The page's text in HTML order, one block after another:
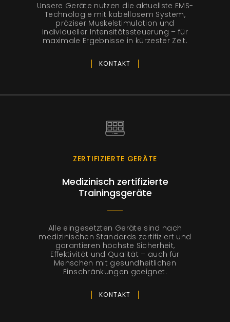
Unsere Geräte nutzen die aktuellste EMS-
Technologie mit kabellosem System,
präziser Muskelstimulation und
individueller Intensitätssteuerung – für
maximale Ergebnisse in kürzester Zeit.
KONTAKT
ZERTIFIZIERTE GERÄTE
Medizinisch zertifizierte
Trainingsgeräte
Alle eingesetzten Geräte sind nach
medizinischen Standards zertifiziert und
garantieren höchste Sicherheit,
Effektivität und Qualität – auch für
Menschen mit gesundheitlichen
Einschränkungen geeignet.
KONTAKT